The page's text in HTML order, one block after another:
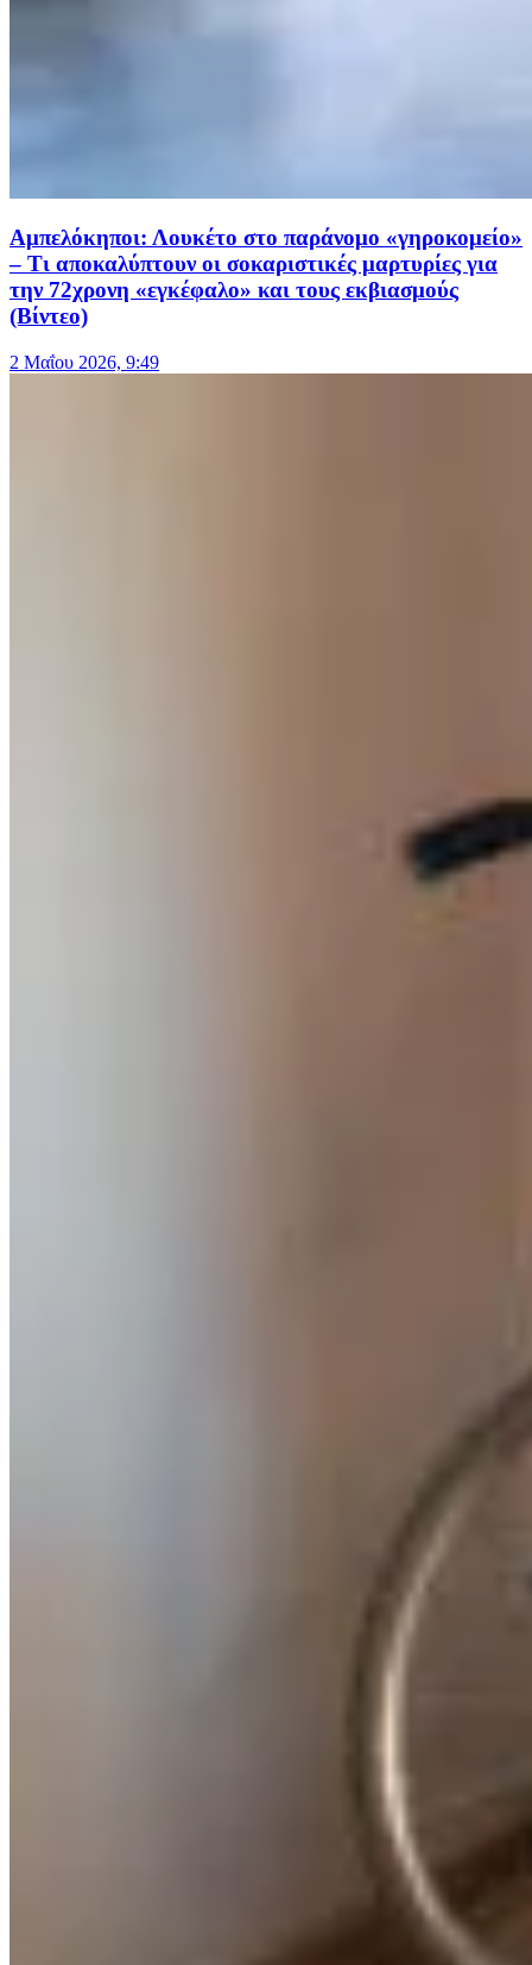
Αμπελόκηποι: Λουκέτο στο παράνομο «γηροκομείο»
– Τι αποκαλύπτουν οι σοκαριστικές μαρτυρίες για
την 72χρονη «εγκέφαλο» και τους εκβιασμούς
(Βίντεο)
2 Μαΐου 2026, 9:49